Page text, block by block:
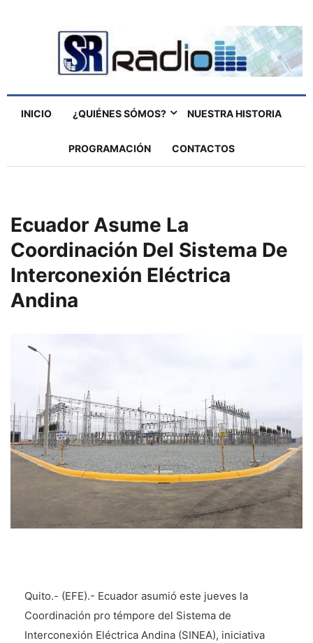
INICIO ¿QUIÉNES SÓMOS? NUESTRA HISTORIA
PROGRAMACIÓN CONTACTOS
Ecuador Asume La
Coordinación Del Sistema De
Interconexión Eléctrica
Andina
Quito.- (EFE).- Ecuador asumió este jueves la
Coordinación pro témpore del Sistema de
Interconexión Eléctrica Andina (SINEA), iniciativa